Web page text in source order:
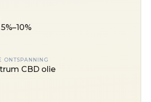
ONTSPANNING
CBD olie